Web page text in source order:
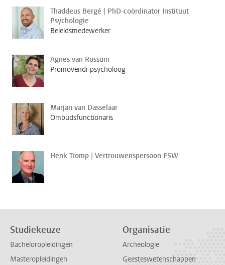
Thaddeus Bergé | PhD-coördinator Instituut
Psychologie
Beleidsmedewerker
Agnes van Rossum
Promovendi-psycholoog
Marjan van Dasselaar
Ombudsfunctionaris
Henk Tromp | Vertrouwenspersoon FSW
Studiekeuze
Bacheloropleidingen
Masteropleidingen
Organisatie
Archeologie
Geesteswetenschappen